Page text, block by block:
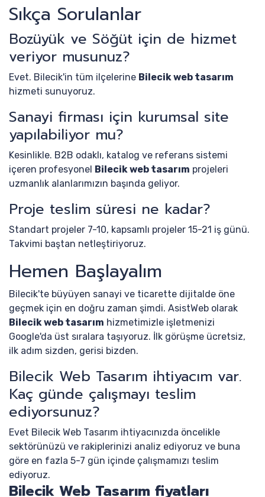
Sıkça Sorulanlar
Bozüyük ve Söğüt için de hizmet
veriyor musunuz?
Evet. Bilecik'in tüm ilçelerine Bilecik web tasarım
hizmeti sunuyoruz.
Sanayi firması için kurumsal site
yapılabiliyor mu?
Kesinlikle. B2B odaklı, katalog ve referans sistemi
içeren profesyonel Bilecik web tasarım projeleri
uzmanlık alanlarımızın başında geliyor.
Proje teslim süresi ne kadar?
Standart projeler 7-10, kapsamlı projeler 15-21 iş günü.
Takvimi baştan netleştiriyoruz.
Hemen Başlayalım
Bilecik'te büyüyen sanayi ve ticarette dijitalde öne
geçmek için en doğru zaman şimdi. AsistWeb olarak
Bilecik web tasarım hizmetimizle işletmenizi
Google'da üst sıralara taşıyoruz. İlk görüşme ücretsiz,
ilk adım sizden, gerisi bizden.
Bilecik Web Tasarım ihtiyacım var.
Kaç günde çalışmayı teslim
ediyorsunuz?
Evet Bilecik Web Tasarım ihtiyacınızda öncelikle
sektörünüzü ve rakiplerinizi analiz ediyoruz ve buna
göre en fazla 5-7 gün içinde çalışmamızı teslim
ediyoruz.
Bilecik Web Tasarım fiyatları